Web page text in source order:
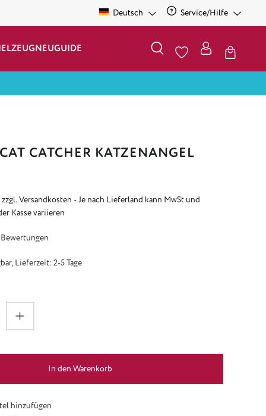
Deutsch Service/Hilfe
NEUGUIDE
CATCHER KATZENANGEL
Versandkosten - Je nach Lieferland kann MwSt und
Kasse variieren
von 4.69 von 5 Sternen
Lieferzeit: 2-5 Tage
Gib den gewünschten Wert ein
In den Warenkorb
hinzufügen